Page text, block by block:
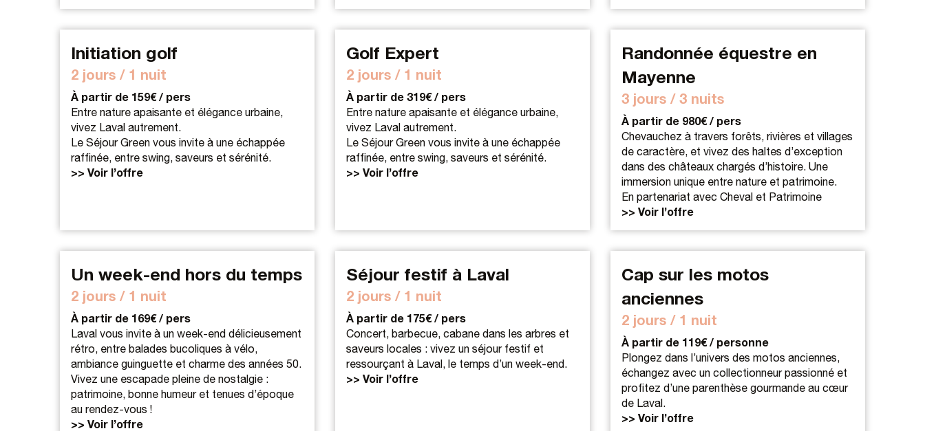
Initiation golf
2 jours / 1 nuit
À partir de 159€ / pers
Entre nature apaisante et élégance urbaine,
vivez Laval autrement.
Le Séjour Green vous invite à une échappée
raffinée, entre swing, saveurs et sérénité.
>> Voir l’offre
Golf Expert
2 jours / 1 nuit
À partir de 319€ / pers
Entre nature apaisante et élégance urbaine,
vivez Laval autrement.
Le Séjour Green vous invite à une échappée
raffinée, entre swing, saveurs et sérénité.
>> Voir l’offre
Randonnée équestre en
Mayenne
3 jours / 3 nuits
À partir de 980€ / pers
Chevauchez à travers forêts, rivières et villages
de caractère, et vivez des haltes d’exception
dans des châteaux chargés d’histoire. Une
immersion unique entre nature et patrimoine.
En partenariat avec Cheval et Patrimoine
>> Voir l’offre
Un week-end hors du temps
2 jours / 1 nuit
À partir de 169€ / pers
Laval vous invite à un week-end délicieusement
rétro, entre balades bucoliques à vélo,
ambiance guinguette et charme des années 50.
Vivez une escapade pleine de nostalgie :
patrimoine, bonne humeur et tenues d’époque
au rendez-vous !
>> Voir l’offre
Séjour festif à Laval
2 jours / 1 nuit
À partir de 175€ / pers
Concert, barbecue, cabane dans les arbres et
saveurs locales : vivez un séjour festif et
ressourçant à Laval, le temps d’un week-end.
>> Voir l’offre
Cap sur les motos
anciennes
2 jours / 1 nuit
À partir de 119€ / personne
Plongez dans l’univers des motos anciennes,
échangez avec un collectionneur passionné et
profitez d’une parenthèse gourmande au cœur
de Laval.
>> Voir l’offre